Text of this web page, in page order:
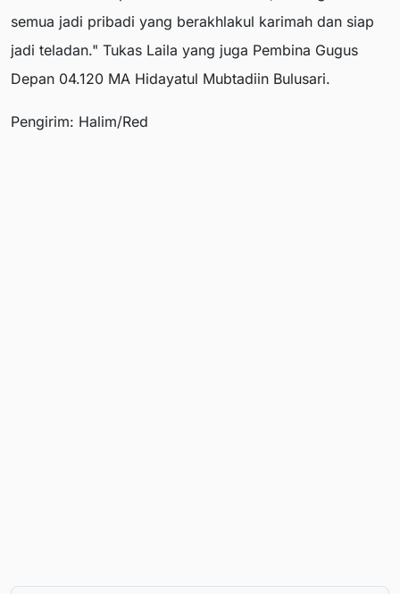
semua jadi pribadi yang berakhlakul karimah dan siap
jadi teladan." Tukas Laila yang juga Pembina Gugus
Depan 04.120 MA Hidayatul Mubtadiin Bulusari.
Pengirim: Halim/Red